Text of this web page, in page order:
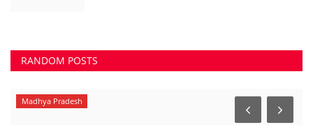
RANDOM POSTS
Madhya Pradesh